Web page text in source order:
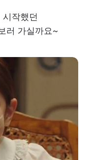
작했던
러 가실까요~